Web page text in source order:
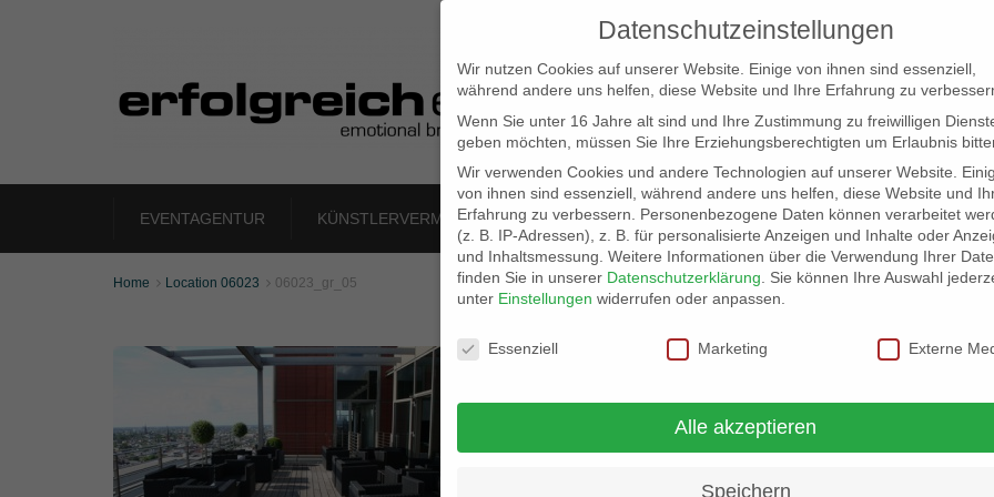
EVENTAGENTUR KÜNSTLERVERMITTLUNG LOCATION SCOUT ELB-LOCATION: PANORAMA
Home  Location 06023  06023_gr_05
Datenschutzeinstellungen
Wir nutzen Cookies auf unserer Website. Einige von ihnen sind essenziell,
während andere uns helfen, diese Website und Ihre Erfahrung zu
Wenn Sie unter 16 Jahre alt sind und Ihre Zustimmung zu freiwilligen
geben möchten, müssen Sie Ihre Erziehungsberechtigten um Erlaubnis
Wir verwenden Cookies und andere Technologien auf unserer Website.
von ihnen sind essenziell, während andere uns helfen, diese Website und
Erfahrung zu verbessern.
Personenbezogene Daten können verarbeitet
(z. B. IP-Adressen), z. B. für personalisierte Anzeigen und Inhalte oder
und Inhaltsmessung. Weitere Informationen über die Verwendung Ihrer
finden Sie in unserer Datenschutzerklärung
Sie können Ihre Auswahl
unter Einstellungen widerrufen oder anpassen.
Datenschutzeinstellungen
Essenziell Marketing Externe
Alle akzeptieren
Speichern